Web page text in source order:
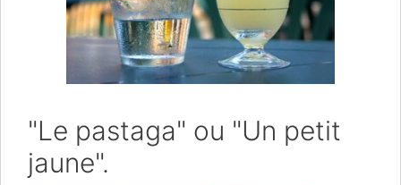
"Le pastaga" ou "Un petit
jaune".